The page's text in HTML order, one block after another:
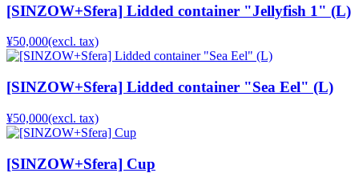
[SINZOW+Sfera] Lidded container "Jellyfish 1" (L)
¥50,000(excl. tax)
[SINZOW+Sfera] Lidded container "Sea Eel" (L)
¥50,000(excl. tax)
[SINZOW+Sfera] Cup